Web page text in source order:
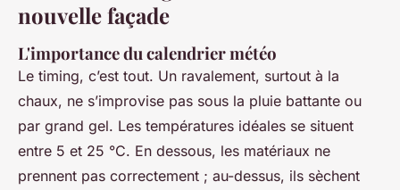
nouvelle façade
L'importance du calendrier météo
Le timing, c’est tout. Un ravalement, surtout à la
chaux, ne s’improvise pas sous la pluie battante ou
par grand gel. Les températures idéales se situent
entre 5 et 25 °C. En dessous, les matériaux ne
prennent pas correctement ; au-dessus, ils sèchent